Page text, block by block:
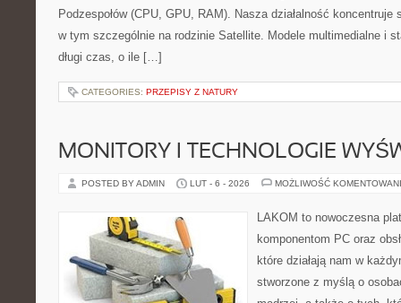
Podzespołów (CPU, GPU, RAM). Nasza działalność koncentruje
w tym szczególnie na rodzinie Satellite. Modele multimedialne i
długi czas, o ile […]
CATEGORIES: PRZEPISY Z NATURY
MONITORY I TECHNOLOGIE
POSTED BY ADMIN LUT - 6 - 2026 MOŻLIWOŚĆ
LAKOM to nowoczesna
komponentom PC oraz
które działają nam w
stworzone z myślą o